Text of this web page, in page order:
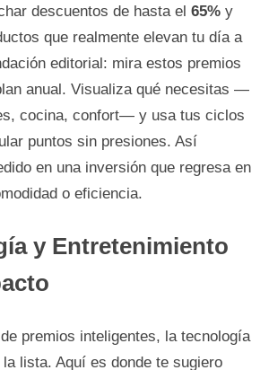
descuentos de hasta el 65% y
que realmente elevan tu día a
editorial: mira estos premios
anual. Visualiza qué necesitas —
cocina, confort— y usa tus ciclos
puntos sin presiones. Así
en una inversión que regresa en
o eficiencia.
y Entretenimiento
premios inteligentes, la tecnología
lista. Aquí es donde te sugiero